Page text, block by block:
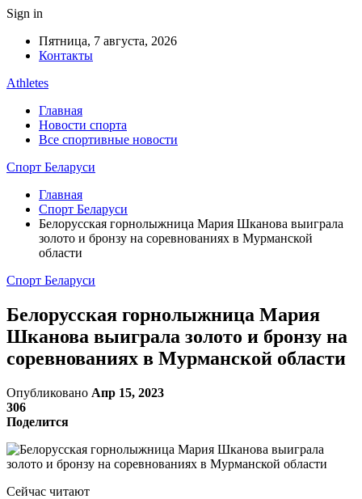
Sign in
Пятница, 7 августа, 2026
Контакты
Athletes
Главная
Новости спорта
Все спортивные новости
Спорт Беларуси
Главная
Спорт Беларуси
Белорусская горнолыжница Мария Шканова выиграла
золото и бронзу на соревнованиях в Мурманской
области
Спорт Беларуси
Белорусская горнолыжница Мария
Шканова выиграла золото и бронзу на
соревнованиях в Мурманской области
Опубликовано Апр 15, 2023
306
Поделится
Сейчас читают